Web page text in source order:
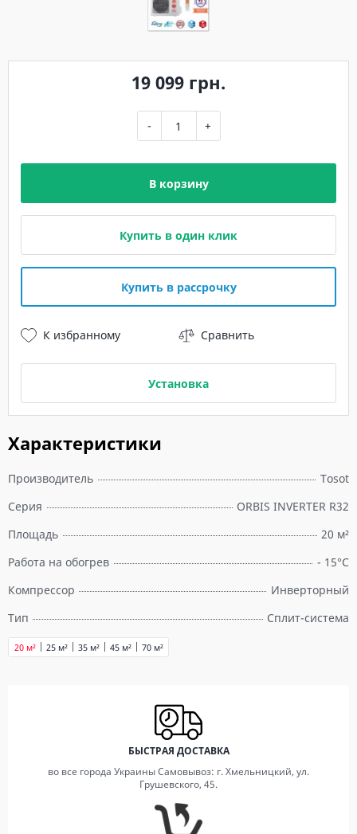
Характеристики
Производитель
Tosot
Серия
ORBIS INVERTER R32
Площадь
20 м²
Работа на обогрев
- 15°С
Компрессор
Инверторный
Тип
Сплит-система
25 м² 35 м²
20 м² 45 м² 70 м²
19 099 грн.
- +
В корзину
Купить в один клик
Купить в рассрочку
К избранному Сравнить
Установка
БЫСТРАЯ ДОСТАВКА
во все города Украины Самовывоз: г. Хмельницкий, ул.
Грушевского, 45.